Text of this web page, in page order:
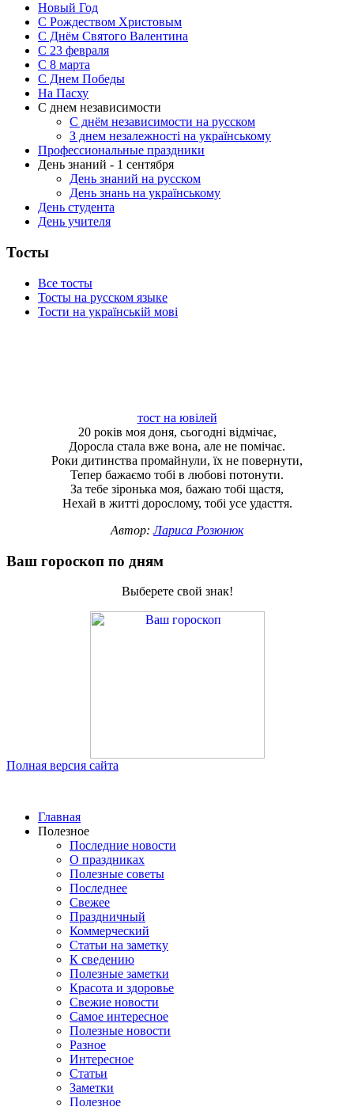
Новый Год
С Рождеством Христовым
С Днём Святого Валентина
С 23 февраля
C 8 марта
С Днем Победы
На Пасху
С днем независимости
С днём независимости на русском
З днем незалежності на українському
Профессиональные праздники
День знаний - 1 сентября
День знаний на русском
День знань на українському
День студента
День учителя
Тосты
Все тосты
Тосты на русском языке
Тости на українській мові
тост на ювілей
20 років моя доня, сьогодні відмічає,
Доросла стала вже вона, але не помічає.
Роки дитинства промайнули, їх не повернути,
Тепер бажаємо тобі в любові потонути.
За тебе зіронька моя, бажаю тобі щастя,
Нехай в житті дорослому, тобі усе удасття.
Автор:Лариса Розюнюк
Ваш гороскоп по дням
Выберете свой знак!
Полная версия сайта
Главная
Полезное
Последние новости
О праздниках
Полезные советы
Последнее
Свежее
Праздничный
Коммерческий
Статьи на заметку
К сведению
Полезные заметки
Красота и здоровье
Свежие новости
Самое интересное
Полезные новости
Разное
Интересное
Статьи
Заметки
Полезное